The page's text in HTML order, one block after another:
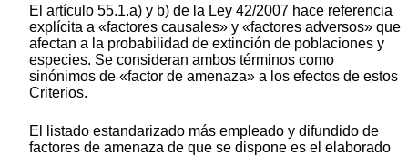
El artículo 55.1.a) y b) de la Ley 42/2007 hace referencia
explícita a «factores causales» y «factores adversos» que
afectan a la probabilidad de extinción de poblaciones y
especies. Se consideran ambos términos como
sinónimos de «factor de amenaza» a los efectos de estos
Criterios.
El listado estandarizado más empleado y difundido de
factores de amenaza de que se dispone es el elaborado